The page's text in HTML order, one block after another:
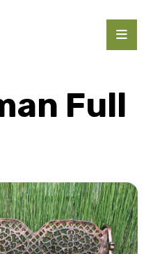
Full